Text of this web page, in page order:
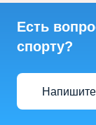
Есть
спорту?